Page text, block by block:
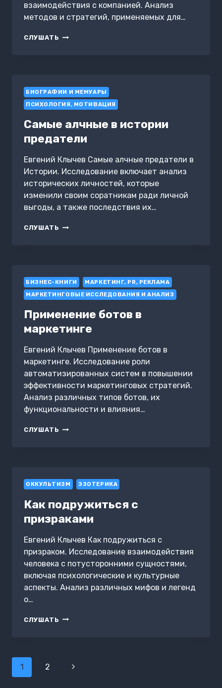
взаимодействия с компанией. Анализ
методов и стратегий, применяемых для…
СЛУШАТЬ КЛИЕНТООРИЕНТИРОВАННОСТЬ
БИОГРАФИИ И МЕМУАРЫ
ПСИХОЛОГИЯ, МОТИВАЦИЯ
Самые алчные в истории
предатели
Евгений Клычев Самые алчные предатели в
Истории. Исследование включает анализ
исторических личностей, которые
изменили своим соратникам ради личной
выгоды, а также последствия их…
СЛУШАТЬ САМЫЕ
БИЗНЕС-КНИГИ
МАРКЕТИНГ, PR, РЕКЛАМА
МАРКЕТИНГОВЫЕ ИССЛЕДОВАНИЯ И АНАЛИЗ
Применение ботов в
маркетинге
Евгений Клычев Применение ботов в
маркетинге. Исследование роли
автоматизированных систем в повышении
эффективности маркетинговых стратегий.
Анализ различных типов ботов, их
функциональности и влияния…
СЛУШАТЬ ПРИМЕНЕНИЕ
ОККУЛЬТИЗМ ЭЗОТЕРИКА
Как подружиться с
призраками
Евгений Клычев Как подружиться с
призраком. Исследование взаимодействия
человека с потусторонними сущностями,
включая психологические и культурные
аспекты. Анализ различных мифов и легенд
о…
СЛУШАТЬ КАК
Навигация
по
1 2
Следующая